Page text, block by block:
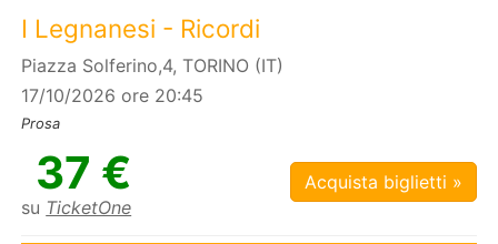
I Legnanesi - Ricordi
Piazza Solferino,4, TORINO (IT)
17/10/2026 ore 20:45
Prosa
37 €
su TicketOne
Acquista biglietti »